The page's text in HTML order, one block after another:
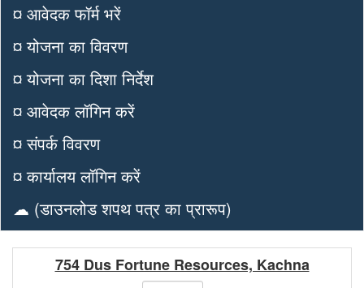
¤ आवेदक फॉर्म भरें
¤ योजना का विवरण
¤ योजना का दिशा निर्देश
¤ आवेदक लॉगिन करें
¤ संपर्क विवरण
¤ कार्यालय लॉगिन करें
☁ (डाउनलोड शपथ पत्र का प्रारूप)
754 Dus Fortune Resources, Kachna